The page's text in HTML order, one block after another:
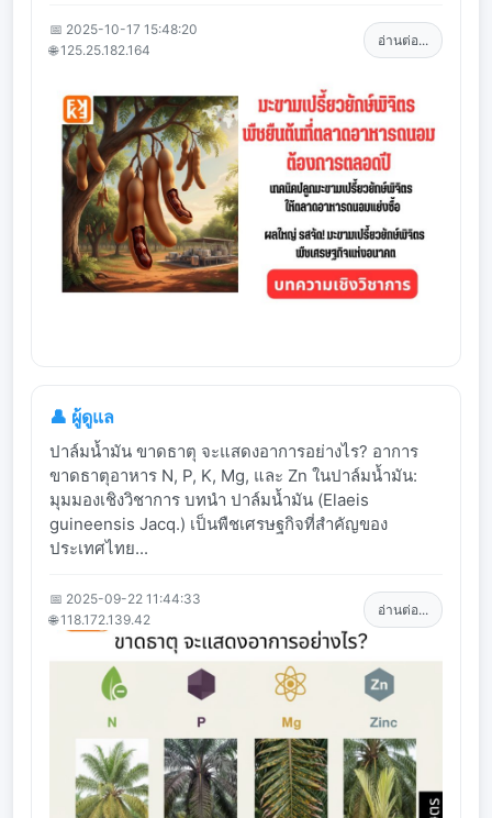
📅 2025-10-17 15:48:20
🌐 125.25.182.164
อ่านต่อ...
👤 ผู้ดูแล
ปาล์มน้ำมัน ขาดธาตุ จะแสดงอาการอย่างไร? อาการ
ขาดธาตุอาหาร N, P, K, Mg, และ Zn ในปาล์มน้ำมัน:
มุมมองเชิงวิชาการ บทนำ ปาล์มน้ำมัน (Elaeis
guineensis Jacq.) เป็นพืชเศรษฐกิจที่สำคัญของ
ประเทศไทย...
📅 2025-09-22 11:44:33
🌐 118.172.139.42
อ่านต่อ...